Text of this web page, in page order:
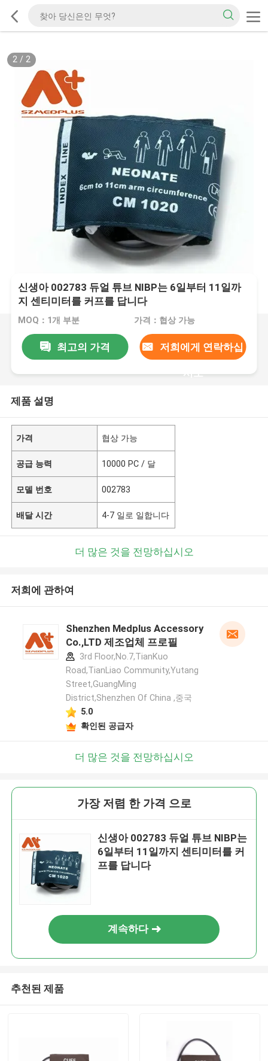
2/ 2
신생아 002783 듀얼 튜브 NIBP는 6일부터 11일까
지 센티미터를 커프를 답니다
MOQ：1개 부분 가격：협상 가능
최고의 가격 저희에게 연락하십
시오
제품 설명
가격 협상 가능
공급 능력 10000 PC / 달
모델 번호 002783
배달 시간 4-7 일로 일합니다
더 많은 것을 전망하십시오
저희에 관하여
Shenzhen Medplus Accessory
Co.,LTD 제조업체 프로필
3rd Floor,No.7,TianKuo
Road,TianLiao Community,Yutang
Street,GuangMing
District,Shenzhen Of China ,중국
5.0
확인된 공급자
더 많은 것을 전망하십시오
가장 저렴 한 가격 으로
신생아 002783 듀얼 튜브 NIBP는
6일부터 11일까지 센티미터를 커
프를 답니다
계속하다
추천된 제품